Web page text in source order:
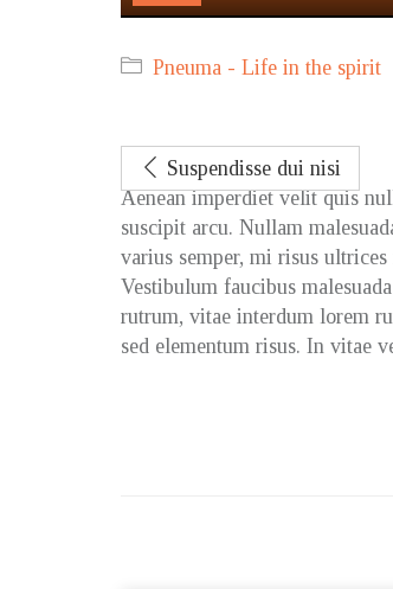
Pneuma - Life in the spirit
Suspendisse dui nisi
Aenean imperdiet velit quis
suscipit arcu. Nullam
varius semper, mi risus
Vestibulum faucibus
rutrum, vitae interdum lorem
sed elementum risus. In vitae